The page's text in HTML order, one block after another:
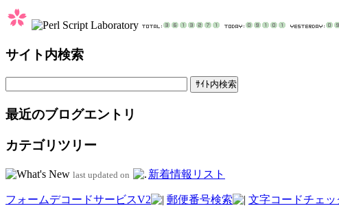
サイト内検索
最近のブログエントリ
カテゴリツリー
last updated on 新着情報リスト
フォームデコードサービスV2 郵便番号検索 文字コードチェッ